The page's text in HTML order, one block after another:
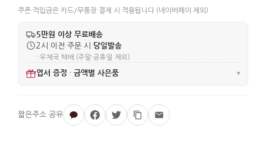
쿠폰·적립금은 카드/무통장 결제 시 적용됩니다 (네이버페이 제외)
5만원 이상 무료배송
2시 이전 주문 시 당일발송
· 우체국 택배 (주말·공휴일 제외)
엽서 증정 · 금액별 사은품 ▾